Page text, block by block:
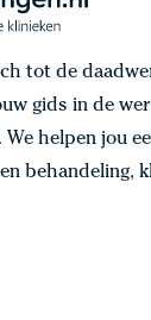
tot de
gids in de
helpen jou
behandeling,